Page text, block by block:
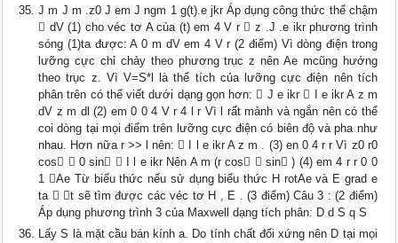
J m J m .z0 J em J ngm 1 g(t).e jkr Áp dụng công thức thế chậm
 dV (1) cho véc tơ A của (t) em 4 V r  z .J .e ikr phương trình
sóng (1)ta được: A 0 m dV em 4 V r (2 điểm) Vì dòng điện trong
lưỡng cực chỉ chảy theo phương trục z nên Ae mcũng hướng
theo trục z. Vì V=S*l là thể tích của lưỡng cực điện nên tích
phân trên có thể viết dưới dạng gọn hơn:  J e ikr  I e ikr A z m
dV z m dl (2) em 0 0 4 V r 4 l r Vì l rất mảnh và ngắn nên có thể
coi dòng tại mọi điểm trên lưỡng cực điện có biên độ và pha như
nhau. Hơn nữa r >> l nên:  I l e ikr A z m . (3) en 0 4 r r Vì z0 r0
cos  0 sin  I l e ikr Nên A m (r cos  sin ) (4) em 4 r r 0 0
1 Ae Từ biểu thức nếu sử dụng biểu thức H rotAe và E grad e
ta  t sẽ tìm được các véc tơ H , E . (3 điểm) Câu 3 : (2 điểm)
Áp dụng phương trình 3 của Maxwell dạng tích phân: D d S q S
Lấy S là mặt cầu bán kính a. Do tính chất đối xứng nên D tại mọi